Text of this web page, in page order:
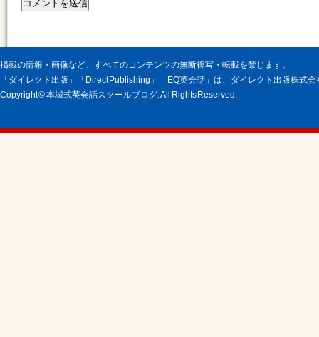
掲載の情報・画像など、すべてのコンテンツの無断複写・転載を禁じます。
「ダイレクト出版」「Direct Publishing」「EQ英会話」は、ダイレクト出版株式
Copyright © 本城式英会話スクールブログ. All Rights Reserved.